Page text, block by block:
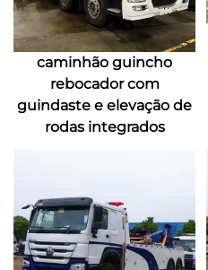
caminhão guincho
rebocador com
guindaste e elevação de
rodas integrados